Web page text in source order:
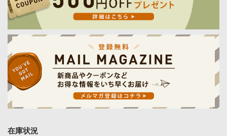
在庫状況